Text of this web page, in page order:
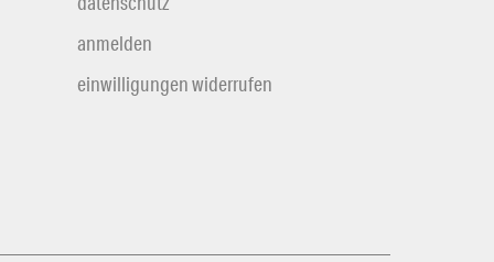
anmelden
einwilligungen widerrufen